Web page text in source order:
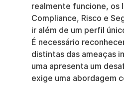
realmente funcione, os
Compliance, Risco e
ir além de um perfil
É necessário
distintas das ameaças
uma apresenta um
exige uma abordagem